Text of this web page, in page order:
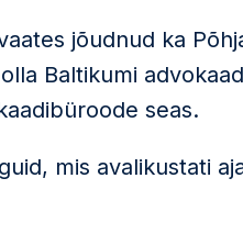
jõudnud ka
Baltikumi
seas.
mis avalikustati